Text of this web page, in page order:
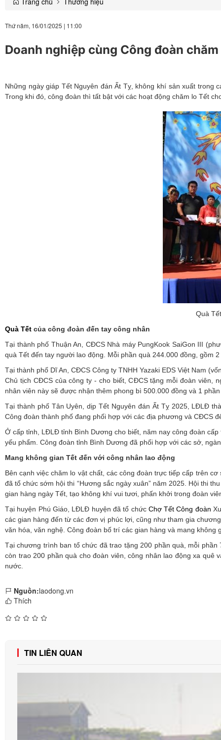
Thứ năm, 16/01/2025 | 11:00
Doanh nghiệp cùng Công đoàn
Những ngày giáp Tết Nguyên đán Ất Tỵ, không khí sản xuất
Trong khi đó, công đoàn thì tất bật với các hoạt động chăm lo Tết
Quà
Quà Tết của công đoàn đến tay công nhân
Tại thành phố Thuận An, CĐCS Nhà máy PungKook SaiGon III
quà Tết đến tay người lao động. Mỗi phần quà 244.000 đồng, gồm
Tại thành phố Dĩ An, CĐCS Công ty TNHH Yazaki EDS Việt Nam
Chủ tịch CĐCS của công ty - cho biết, CĐCS tặng mỗi đoàn viên,
nhân viên này sẽ được nhận thêm phong bì 500.000 đồng và 1
Tại thành phố Tân Uyên, dịp Tết Nguyên đán Ất Tỵ 2025, LĐLĐ
Công đoàn thành phố đang phối hợp với các địa phương và CĐCS
Ở cấp tỉnh, LĐLĐ tỉnh Bình Dương cho biết, năm nay công đoàn
yếu phẩm. Công đoàn tỉnh Bình Dương đã phối hợp với các sở,
Mang không gian Tết đến với công nhân lao động
Bên cạnh việc chăm lo vật chất, các công đoàn trực tiếp cấp trên
đã tổ chức sớm hội thi “Hương sắc ngày xuân” năm 2025. Hội thi
gian hàng ngày Tết, tạo không khí vui tươi, phấn khởi trong đoàn
Tại huyện Phú Giáo, LĐLĐ huyện đã tổ chức Chợ Tết Công đoàn
các gian hàng đến từ các đơn vị phúc lợi, cũng như tham gia
văn hóa, văn nghệ. Công đoàn bố trí các gian hàng và mang không
Tại chương trình ban tổ chức đã trao tặng 200 phần quà, mỗi
còn trao 200 phần quà cho đoàn viên, công nhân lao động xa
nước.
Nguồn:laodong.vn
Thích
TIN LIÊN QUAN